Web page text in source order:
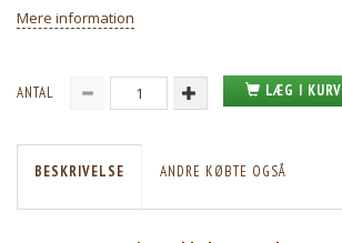
Mere information
ANTAL LÆG I KURV
BESKRIVELSE ANDRE KØBTE OGSÅ